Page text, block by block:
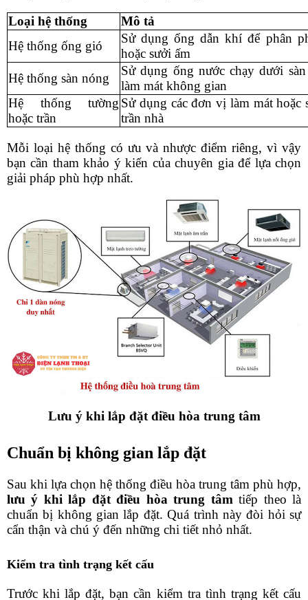
Loại hệ thống
Mô tả
Hệ thống ống gió
Sử dụng ống dẫn khí để phân
hoặc sưởi ấm
Hệ thống sàn nóng
Sử dụng ống nước chạy dưới
làm mát không gian
Hệ thống tường
hoặc trần
Sử dụng các đơn vị làm mát hoặc
trần nhà
Mỗi loại hệ thống có ưu và nhược điểm riêng, vì vậy
bạn cần tham khảo ý kiến của chuyên gia để lựa chọn
giải pháp phù hợp nhất.
Lưu ý khi lắp đặt điều hòa trung tâm
Chuẩn bị không gian lắp đặt
lưu ý khi lắp đặt điều hòa trung tâm tiếp theo là
chuẩn bị không gian lắp đặt. Quá trình này đòi hỏi sự
cẩn thận và chú ý đến những chi tiết nhỏ nhất.
Kiểm tra tình trạng kết cấu
Trước khi lắp đặt, bạn cần kiểm tra tình trạng kết cấu